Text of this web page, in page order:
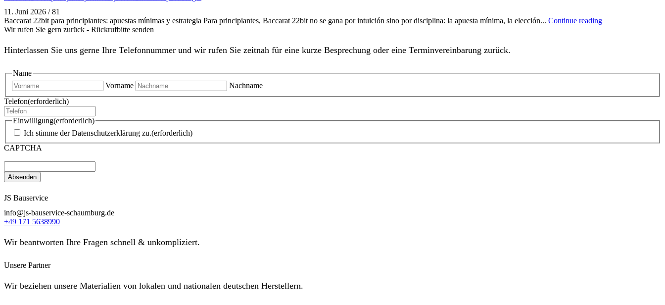
11. Juni 2026 / 81
Baccarat 22bit para principiantes: apuestas mínimas y estrategia Para principiantes, Baccarat 22bit no se gana por intuición sino por disciplina: la apuesta mínima, la elección... Continue reading
Wir rufen Sie gern zurück - Rückrufbitte senden
Hinterlassen Sie uns gerne Ihre Telefonnummer und wir rufen Sie zeitnah für eine kurze Besprechung oder eine Terminvereinbarung zurück.
Name
Vorname
Nachname
Telefon(erforderlich)
Einwilligung(erforderlich)
Ich stimme der Datenschutzerklärung zu.(erforderlich)
CAPTCHA
JS Bauservice
info@js-bauservice-schaumburg.de
+49 171 5638990
Wir beantworten Ihre Fragen schnell & unkompliziert.
Unsere Partner
Wir beziehen unsere Materialien von lokalen und nationalen deutschen Herstellern.